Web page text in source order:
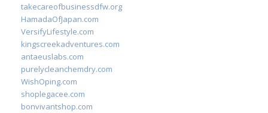
takecareofbusinessdfw.org
HamadaOfJapan.com
VersifyLifestyle.com
kingscreekadventures.com
antaeuslabs.com
purelycleanchemdry.com
WishOping.com
shoplegacee.com
bonvivantshop.com